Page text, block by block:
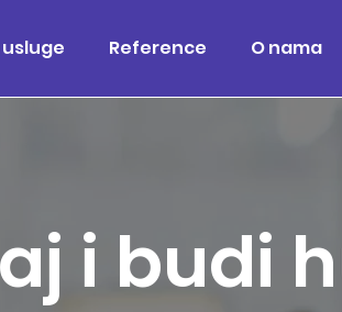
Reference O nama
i budi